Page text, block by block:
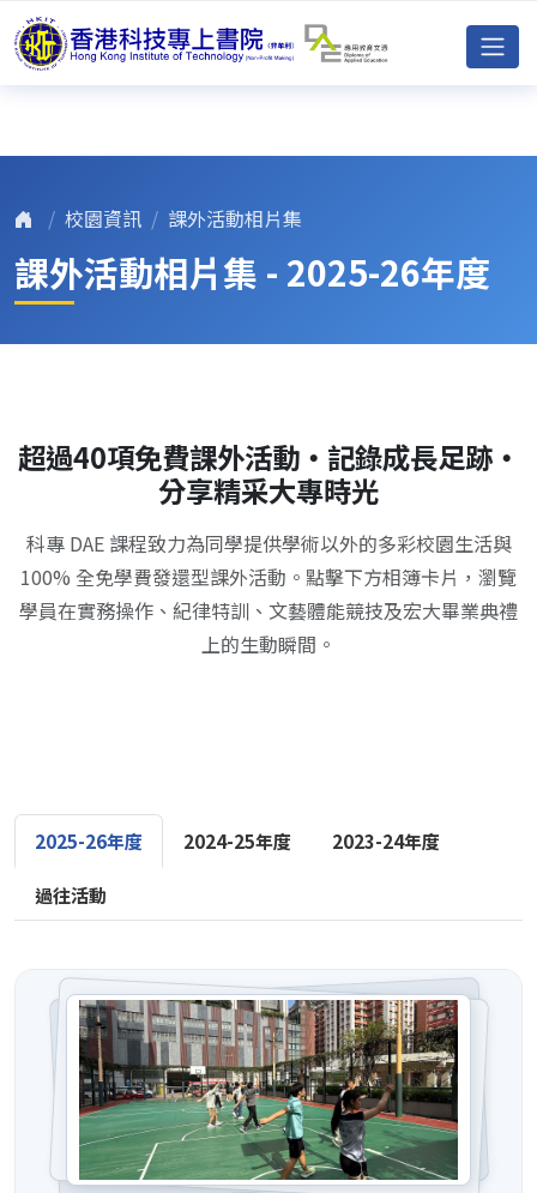
校園資訊 課外活動相片集
課外活動相片集 - 2025-26年度
超過40項免費課外活動・記錄成長足跡・
分享精采大專時光
科專 DAE 課程致力為同學提供學術以外的多彩校園生活與
100% 全免學費發還型課外活動。點擊下方相簿卡片，瀏覽
學員在實務操作、紀律特訓、文藝體能競技及宏大畢業典禮
上的生動瞬間。
2025-26年度 2024-25年度 2023-24年度
過往活動